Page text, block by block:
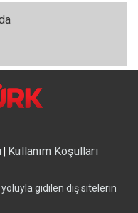
| Kullanım Koşulları
yoluyla gidilen dış sitelerin